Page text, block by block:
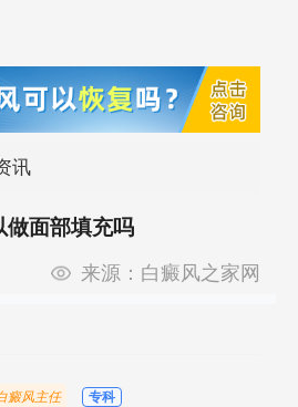
讯
做面部填充吗
来源： 白癜风之家网
癜风主任 专科